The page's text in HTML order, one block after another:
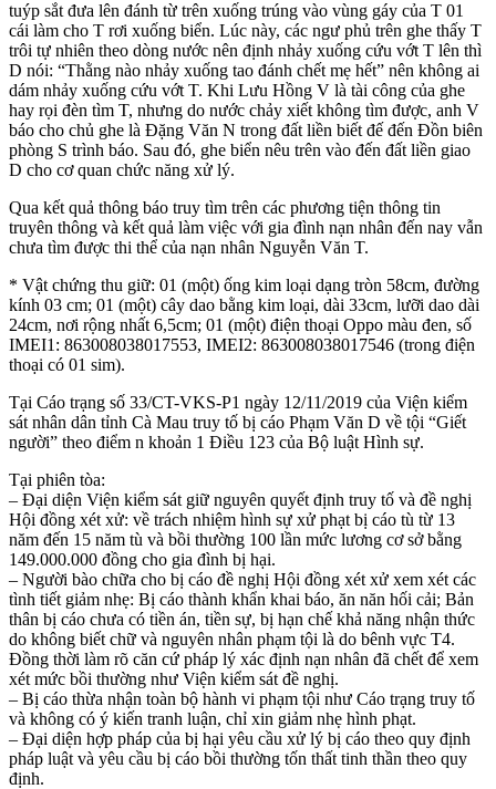
tuýp sắt đưa lên đánh từ trên xuống trúng vào vùng gáy của T 01
cái làm cho T rơi xuống biển. Lúc này, các ngư phủ trên ghe thấy T
trôi tự nhiên theo dòng nước nên định nhảy xuống cứu vớt T lên thì
D nói: “Thằng nào nhảy xuống tao đánh chết mẹ hết” nên không ai
dám nhảy xuống cứu vớt T. Khi Lưu Hồng V là tài công của ghe
hay rọi đèn tìm T, nhưng do nước chảy xiết không tìm được, anh V
báo cho chủ ghe là Đặng Văn N trong đất liền biết đế đến Đồn biên
phòng S trình báo. Sau đó, ghe biển nêu trên vào đến đất liền giao
D cho cơ quan chức năng xử lý.
Qua kết quả thông báo truy tìm trên các phương tiện thông tin
truyên thông và kết quả làm việc với gia đình nạn nhân đến nay vẫn
chưa tìm được thi thể của nạn nhân Nguyễn Văn T.
* Vật chứng thu giữ: 01 (một) ống kim loại dạng tròn 58cm, đường
kính 03 cm; 01 (một) cây dao bằng kim loại, dài 33cm, lưỡi dao dài
24cm, nơi rộng nhất 6,5cm; 01 (một) điện thoại Oppo màu đen, số
IMEI1: 863008038017553, IMEI2: 863008038017546 (trong điện
thoại có 01 sim).
Tại Cáo trạng số 33/CT-VKS-P1 ngày 12/11/2019 của Viện kiểm
sát nhân dân tỉnh Cà Mau truy tố bị cáo Phạm Văn D về tội “Giết
người” theo điểm n khoản 1 Điều 123 của Bộ luật Hình sự.
Tại phiên tòa:
– Đại diện Viện kiểm sát giữ nguyên quyết định truy tố và đề nghị
Hội đồng xét xử: về trách nhiệm hình sự xử phạt bị cáo tù từ 13
năm đến 15 năm tù và bồi thường 100 lần mức lương cơ sở bằng
149.000.000 đồng cho gia đình bị hại.
– Người bào chữa cho bị cáo đề nghị Hội đồng xét xử xem xét các
tình tiết giảm nhẹ: Bị cáo thành khẩn khai báo, ăn năn hối cải; Bản
thân bị cáo chưa có tiền án, tiền sự, bị hạn chế khả năng nhận thức
do không biết chữ và nguyên nhân phạm tội là do bênh vực T4.
Đồng thời làm rõ căn cứ pháp lý xác định nạn nhân đã chết để xem
xét mức bồi thường như Viện kiểm sát đề nghị.
– Bị cáo thừa nhận toàn bộ hành vi phạm tội như Cáo trạng truy tố
và không có ý kiến tranh luận, chỉ xin giảm nhẹ hình phạt.
– Đại diện hợp pháp của bị hại yêu cầu xử lý bị cáo theo quy định
pháp luật và yêu cầu bị cáo bồi thường tốn thất tinh thần theo quy
định.